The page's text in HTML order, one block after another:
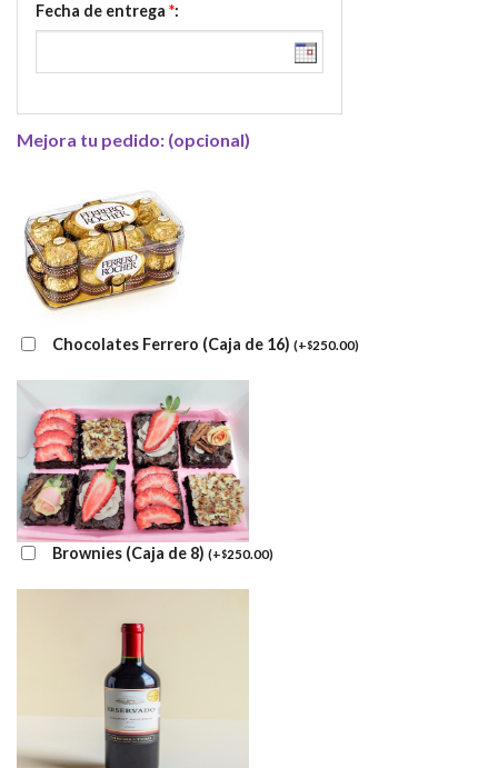
Fecha de entrega *:
Mejora tu pedido: (opcional)
Chocolates Ferrero (Caja de 16) (+$250.00)
Brownies (Caja de 8) (+$250.00)